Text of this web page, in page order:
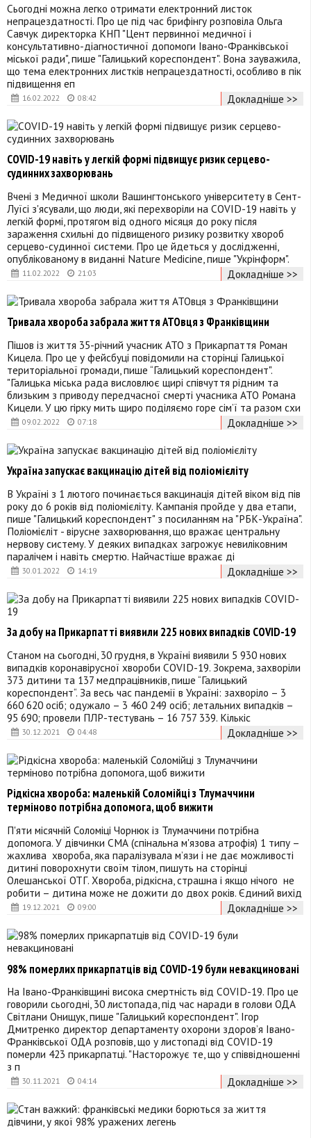
16.02.2022 08:42
Сьогодні можна легко отримати електронний листок
непрацездатності. Про це під час брифінгу розповіла Ольга
Савчук директорка КНП "Цент первинної медичної і
консультативно-діагностичної допомоги Івано-Франківської
міської ради", пише "Галицький кореспондент". Вона зауважила,
що тема електронних листків непрацездатності, особливо в пік
підвищення еп
Докладніше >>
11.02.2022 21:03
COVID-19 навіть у легкій формі підвищує ризик серцево-
судинних захворювань
Вчені з Медичної школи Вашингтонського університету в Сент-
Луїсі з'ясували, що люди, які перехворіли на COVID-19 навіть у
легкій формі, протягом від одного місяця до року після
зараження схильні до підвищеного ризику розвитку хвороб
серцево-судинної системи. Про це йдеться у дослідженні,
опублікованому в виданні Nature Medicine, пише "Укрінформ".
Докладніше >>
09.02.2022 07:18
Тривала хвороба забрала життя АТОвця з Франківщини
Пішов із життя 35-річний учасник АТО з Прикарпаття Роман
Кицела. Про це у фейсбуці повідомили на сторінці Галицької
територіальної громади, пише “Галицький кореспондент".
"Галицька міська рада висловлює щирі співчуття рідним та
близьким з приводу передчасної смерті учасника АТО Романа
Кицели. У цю гірку мить щиро поділяємо горе сім’ї та разом схи
Докладніше >>
30.01.2022 14:19
Україна запускає вакцинацію дітей від поліомієліту
В Україні з 1 лютого починається вакцинація дітей віком від пів
року до 6 років від поліомієліту. Кампанія пройде у два етапи,
пише "Галицький кореспондент" з посиланням на "РБК-Україна".
Поліомієліт - вірусне захворювання, що вражає центральну
нервову систему. У деяких випадках загрожує невиліковним
паралічем і навіть смертю. Найчастіше вражає ді
Докладніше >>
30.12.2021 04:48
За добу на Прикарпатті виявили 225 нових випадків COVID-19
Станом на сьогодні, 30 грудня, в Україні виявили ​​5 930 нових
випадків коронавірусної хвороби COVID-19. Зокрема, захворіли
373 дитини та 137 медпрацівників, пише “Галицький
кореспондент“. За весь час пандемії в Україні: захворіло – 3
660 620 осіб; одужало – 3 460 249 осіб; летальних випадків –
95 690; провели ПЛР-тестувань – 16 757 339. Кількіс
Докладніше >>
19.12.2021 09:00
Рідкісна хвороба: маленькій Соломійці з Тлумаччини
терміново потрібна допомога, щоб вижити
П'яти місячній Соломіці Чорнюк із Тлумаччини потрібна
допомога. У дівчинки СМА (спінальна м'язова атрофія) 1 типу –
жахлива хвороба, яка паралізувала м’язи і не дає можливості
дитині поворохнути своїм тілом, пишуть на сторінці
Олешанської ОТГ. Хвороба, рідкісна, страшна і якщо нічого не
робити – дитина може не дожити до двох років. Єдиний вихід
Докладніше >>
30.11.2021 04:14
98% померлих прикарпатців від COVID-19 були невакциновані
На Івано-Франківщині висока смертність від COVID-19. Про це
говорили сьогодні, 30 листопада, під час наради в голови ОДА
Світлани Онищук, пише "Галицький кореспондент". Ігор
Дмитренко директор департаменту охорони здоров’я Івано-
Франківської ОДА розповів, що у листопаді від COVID-19
померли 423 прикарпатці. "Насторожує те, що у співвідношенні
з п
Докладніше >>